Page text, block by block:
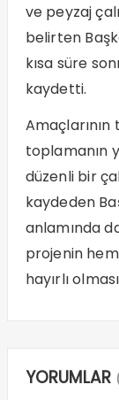
ve peyzaj
belirten
kısa süre
kaydetti.
toplamanın
düzenli bir
kaydeden
anlamında
projenin
hayırlı
YORUMLAR